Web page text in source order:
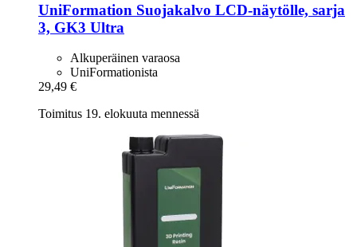
UniFormation Suojakalvo LCD-​näytölle, sarja
3, GK3 Ultra
Alkuperäinen varaosa
UniFormationista
29,49 €
Toimitus 19. elokuuta mennessä